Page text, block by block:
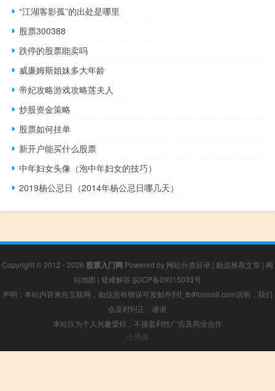
“江湖客影孤”的出处是哪里
股票300388
跌停的股票能卖吗
威廉姆斯姐妹多大年龄
帝妃攻略游戏攻略莲夫人
炒股资金策略
股票如何挂单
新开户能买什么股票
中年妇女头像（泡中年妇女的技巧）
2019杨公忌日（2014年杨公忌日哪几天）
Copyright © 2012 - 2026 股票入门网 Powered by 网站分类目录 | 精选推荐文章 | 网
站地图 | 疑难解答 皖ICP备09015033号
声明：本站内容来自互联网，如信息有错误可发邮件到f_fb#foxmail.com说明，我们
会及时纠正，谢谢
本站仅为个人兴趣爱好，不接盈利性广告及商业合作
小男孩